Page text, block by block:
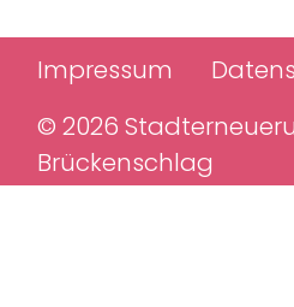
Impressum
© 2026
Brückenschlag